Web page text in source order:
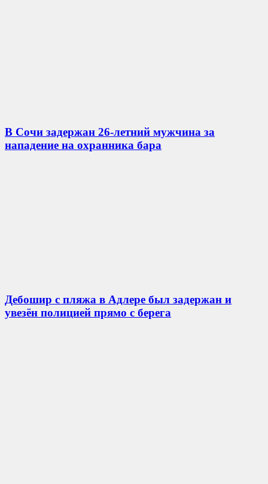
В Сочи задержан 26-летний мужчина за
нападение на охранника бара
Дебошир с пляжа в Адлере был задержан и
увезён полицией прямо с берега